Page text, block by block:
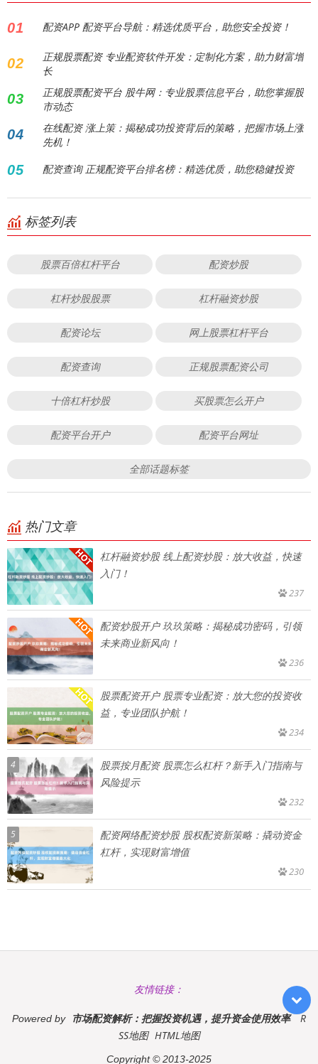
01 配资APP 配资平台导航：精选优质平台，助您安全投资！
02
正规股票配资 专业配资软件开发：定制化方案，助力财富增
长
03
正规股票配资平台 股牛网：专业股票信息平台，助您掌握股
市动态
04
在线配资 涨上策：揭秘成功投资背后的策略，把握市场上涨
先机！
05 配资查询 正规配资平台排名榜：精选优质，助您稳健投资
标签列表
股票百倍杠杆平台 配资炒股
杠杆炒股股票 杠杆融资炒股
配资论坛 网上股票杠杆平台
配资查询 正规股票配资公司
十倍杠杆炒股 买股票怎么开户
配资平台开户 配资平台网址
全部话题标签
热门文章
杠杆融资炒股 线上配资炒股：放大收益，快速
入门！
237
配资炒股开户 玖玖策略：揭秘成功密码，引领
未来商业新风向！
236
股票配资开户 股票专业配资：放大您的投资收
益，专业团队护航！
234
4
股票按月配资 股票怎么杠杆？新手入门指南与
风险提示
232
5
配资网络配资炒股 股权配资新策略：撬动资金
杠杆，实现财富增值
230
友情链接：
Powered by 市场配资解析：把握投资机遇，提升资金使用效率
R
SS地图 HTML地图
Copyright© 2013-2025